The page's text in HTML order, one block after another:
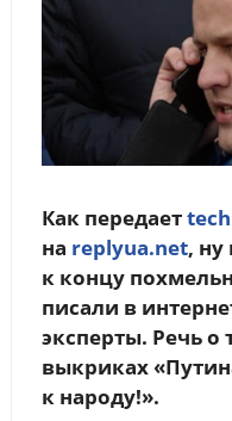
Как передает
на replyua.net, ну
к концу
писали в
эксперты. Речь о
выкриках
к народу!».